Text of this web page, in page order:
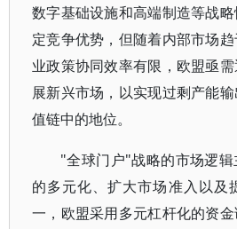
数字基础设施和高端制造等战
定竞争优势，但随着内部市场
业政策协同效率有限，欧盟亟
展新兴市场，以实现过剩产能
值链中的地位。
"全球门户"战略的市场逻
的多元化、扩大市场准入以及
一，欧盟采用多元杠杆化的资